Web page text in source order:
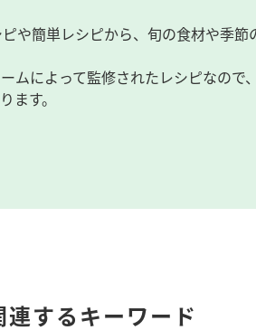
や簡単レシピから、旬の食材や季
ムによって監修されたレシピなので
ます。
連するキーワード